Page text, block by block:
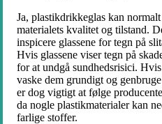
Ja, plastikdrikkeglas kan
materialets kvalitet og tilstand.
inspicere glassene for tegn på
Hvis glassene viser tegn på
for at undgå sundhedsrisici.
vaske dem grundigt og
er dog vigtigt at følge
da nogle plastikmaterialer kan
farlige stoffer.